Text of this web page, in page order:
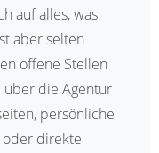
auf alles, was
aber selten
offene Stellen
über die Agentur
persönliche
oder direkte